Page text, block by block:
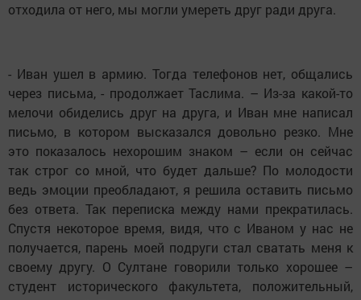
отходила от него, мы могли умереть друг ради друга.
- Иван ушел в армию. Тогда телефонов нет, общались
через письма, - продолжает Таслима. – Из-за какой-то
мелочи обиделись друг на друга, и Иван мне написал
письмо, в котором высказался довольно резко. Мне
это показалось нехорошим знаком – если он сейчас
так строг со мной, что будет дальше? По молодости
ведь эмоции преобладают, я решила оставить письмо
без ответа. Так переписка между нами прекратилась.
Спустя некоторое время, видя, что с Иваном у нас не
получается, парень моей подруги стал сватать меня к
своему другу. О Султане говорили только хорошее –
студент исторического факультета, положительный,